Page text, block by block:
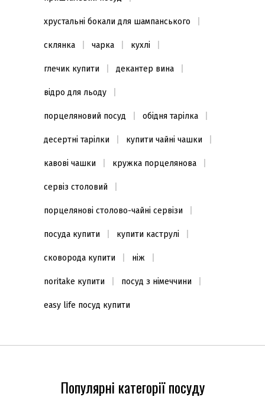
хрустальні бокали для шампанського
склянка чарка кухлі
глечик купити декантер вина
відро для льоду
порцеляновий посуд обідня тарілка
десертні тарілки купити чайні чашки
кавові чашки кружка порцелянова
сервіз столовий
порцелянові столово-чайні сервізи
посуда купити купити каструлі
сковорода купити ніж
noritake купити посуд з німеччини
easy life посуд купити
Популярні категорії посуду